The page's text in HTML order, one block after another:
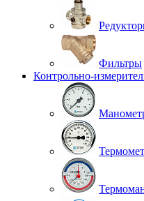
Фильтры
Контрольно-